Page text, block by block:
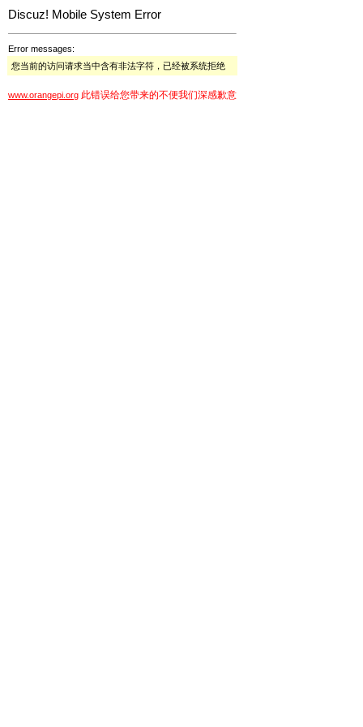
Discuz! Mobile System Error
Error messages:
您当前的访问请求当中含有非法字符，已经被系统拒绝
www.orangepi.org 此错误给您带来的不便我们深感歉意